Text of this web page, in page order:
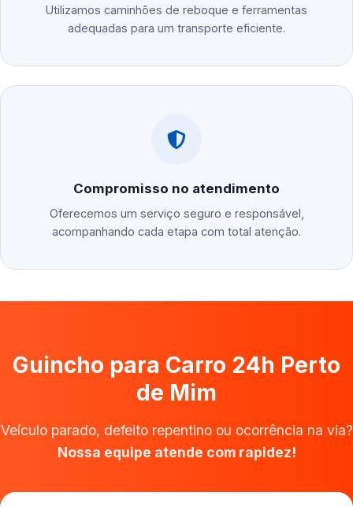
Utilizamos caminhões de reboque e ferramentas
adequadas para um transporte eficiente.
Compromisso no atendimento
Oferecemos um serviço seguro e responsável,
acompanhando cada etapa com total atenção.
Guincho para Carro 24h Perto
de Mim
Veículo parado, defeito repentino ou ocorrência na via?
Nossa equipe atende com rapidez!